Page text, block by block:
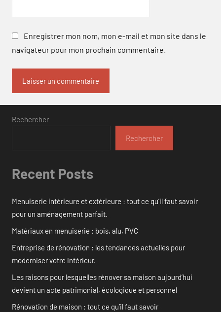
Enregistrer mon nom, mon e-mail et mon site dans le
navigateur pour mon prochain commentaire.
Rechercher
Rechercher
Recent Posts
Menuiserie intérieure et extérieure : tout ce qu’il faut savoir
pour un aménagement parfait.
Matériaux en menuiserie : bois, alu, PVC
Entreprise de rénovation : les tendances actuelles pour
moderniser votre intérieur.
Les raisons pour lesquelles rénover sa maison aujourd’hui
devient un acte patrimonial, écologique et personnel
Rénovation de maison : tout ce qu’il faut savoir